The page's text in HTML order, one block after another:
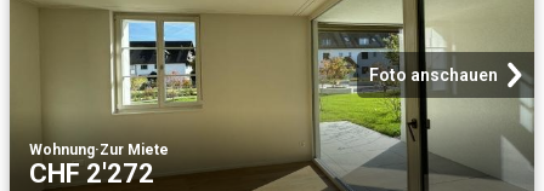
Foto anschauen
Wohnung·Zur Miete
CHF 2'272